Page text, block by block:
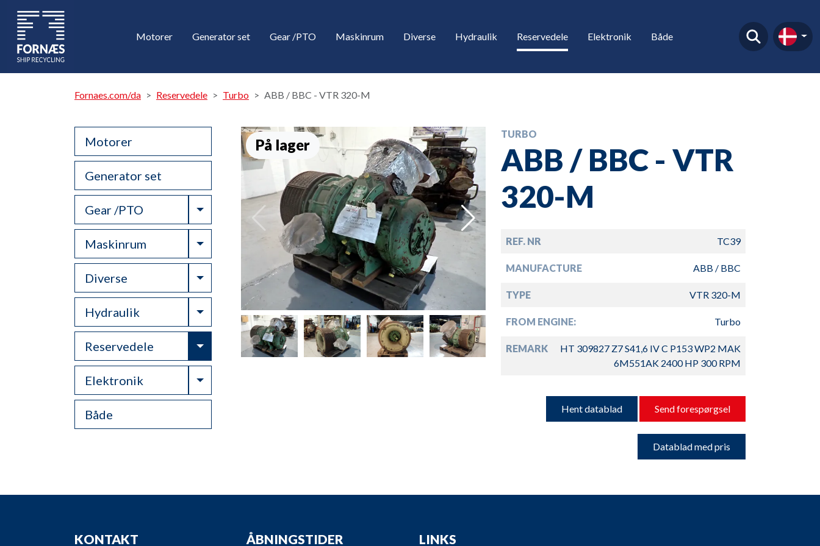
Motorer Generator set Gear /PTO Maskinrum Diverse Hydraulik Reservedele Elektronik Både
Fornaes.com/da Reservedele Turbo ABB / BBC - VTR 320-M
Motorer
Generator set
Gear /PTO Toggle Dropdown
Maskinrum Toggle Dropdown
Diverse Toggle Dropdown
Hydraulik Toggle Dropdown
Reservedele Toggle Dropdown
Elektronik Toggle Dropdown
Både
På lager
TURBO
ABB / BBC - VTR
320-M
REF. NR TC39
MANUFACTURE ABB / BBC
TYPE VTR 320-M
FROM ENGINE: Turbo
REMARK
HT 309827 Z7 S41,6 IV C P153 WP2 MAK
6M551AK 2400 HP 300 RPM
Hent datablad Send forespørgsel
Datablad med pris
KONTAKT ÅBNINGSTIDER LINKS